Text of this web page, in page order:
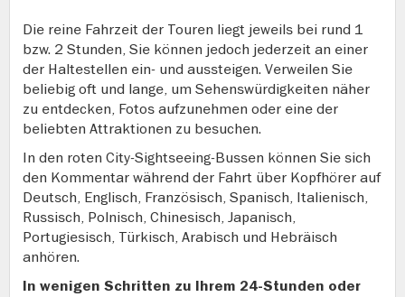
Die reine Fahrzeit der Touren liegt jeweils bei rund 1
bzw. 2 Stunden, Sie können jedoch jederzeit an einer
der Haltestellen ein- und aussteigen. Verweilen Sie
beliebig oft und lange, um Sehenswürdigkeiten näher
zu entdecken, Fotos aufzunehmen oder eine der
beliebten Attraktionen zu besuchen.
In den roten City-Sightseeing-Bussen können Sie sich
den Kommentar während der Fahrt über Kopfhörer auf
Deutsch, Englisch, Französisch, Spanisch, Italienisch,
Russisch, Polnisch, Chinesisch, Japanisch,
Portugiesisch, Türkisch, Arabisch und Hebräisch
anhören.
In wenigen Schritten zu Ihrem 24-Stunden oder